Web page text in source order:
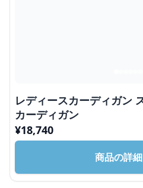
レディースカーディガン
カーディガン
¥18,740
商品の詳